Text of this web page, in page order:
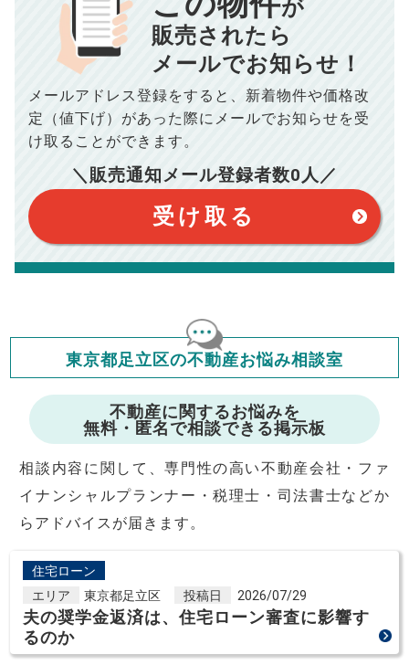
毎月の支払額 834
年間の支払額 10,005 円
総支払額 100,050 円
このシミュレーターは元利均等返済方式で試算しています。
このシミュレーターは、四捨五入にて計算しております。
このシミュレーターはお借り入れの全期間で金利が変わらない設
このシミュレーターでの結果は、お借り入れを保証するものでは
ありません。
このシミュレーターをご利用された方の、いかなる損害について
ますが、お借り入れの際に各金融機関にご相談ください。
会員マイページでは
修繕費・管理費の計算もできます
■売買契約書印紙／ 0
■抵当権抹消費用／0万円
※購入価格よりも売却価格が高い場合、譲渡所得税が発生する
場合がございます。詳しくは最寄りの税務署などにご確認く
※シミュレーター結果はあくまでも概算であり、手残り金額を
保証するものではございません。
※上記売却費用には、住所変更登記の費用、引っ越し費用、住
宅ローンの一括繰上返済の手数料等は含まれておりませんの
で予めご了承ください。
おります。（物件価格×3%＋6万円＋消費税）
が
販売されたら
メールでお知らせ！
メールアドレス登録をすると、 新着物件や価格改
定（値下げ）があった際に メールでお知らせを受
け取ることができます。
＼販売通知メール登録者数0 人／
受け取る
東京都足立区の不動産お悩み相談室
不動産に関するお悩みを
無料・匿名で相談できる掲示板
相談内容に関して、専門性の高い不動産会社・ファ
イナンシャルプランナー・税理士・司法書士などか
らアドバイスが届きます。
住宅ローン
エリア
東京都足立区 投稿日 2026/07/29
夫の奨学金返済は、住宅ローン審査に影響す
るのか